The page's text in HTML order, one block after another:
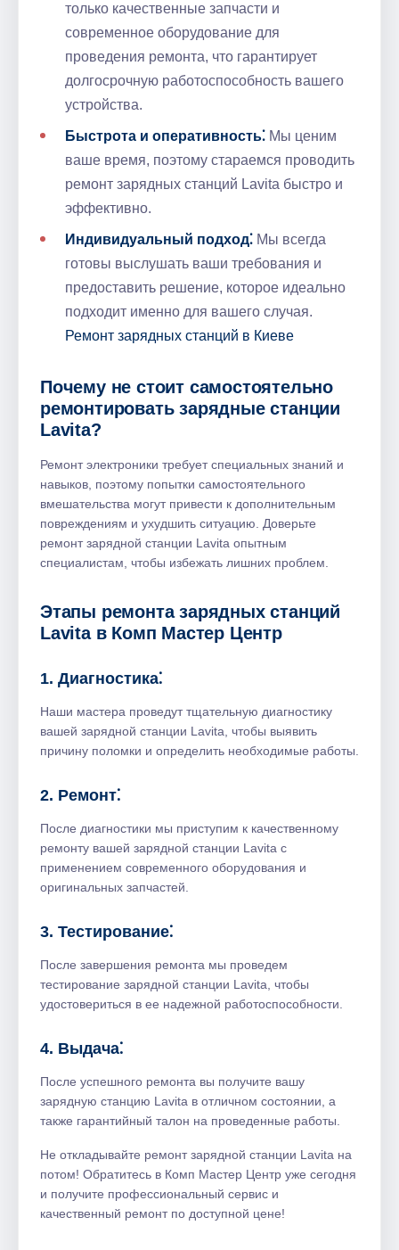
только качественные запчасти и
современное оборудование для
проведения ремонта, что гарантирует
долгосрочную работоспособность вашего
устройства.
Быстрота и оперативность⁚ Мы ценим
ваше время, поэтому стараемся проводить
ремонт зарядных станций Lavita быстро и
эффективно.​
Индивидуальный подход⁚ Мы всегда
готовы выслушать ваши требования и
предоставить решение, которое идеально
подходит именно для вашего случая.​
Ремонт зарядных станций в Киеве
Почему не стоит самостоятельно
ремонтировать зарядные станции
Lavita?​
Ремонт электроники требует специальных знаний и
навыков, поэтому попытки самостоятельного
вмешательства могут привести к дополнительным
повреждениям и ухудшить ситуацию.​ Доверьте
ремонт зарядной станции Lavita опытным
специалистам, чтобы избежать лишних проблем.​
Этапы ремонта зарядных станций
Lavita в Комп Мастер Центр
1.​ Диагностика⁚
Наши мастера проведут тщательную диагностику
вашей зарядной станции Lavita, чтобы выявить
причину поломки и определить необходимые работы.​
2.​ Ремонт⁚
После диагностики мы приступим к качественному
ремонту вашей зарядной станции Lavita с
применением современного оборудования и
оригинальных запчастей.​
3.​ Тестирование⁚
После завершения ремонта мы проведем
тестирование зарядной станции Lavita, чтобы
удостовериться в ее надежной работоспособности.
4. Выдача⁚
После успешного ремонта вы получите вашу
зарядную станцию Lavita в отличном состоянии, а
также гарантийный талон на проведенные работы.​
Не откладывайте ремонт зарядной станции Lavita на
потом!​ Обратитесь в Комп Мастер Центр уже сегодня
и получите профессиональный сервис и
качественный ремонт по доступной цене!​